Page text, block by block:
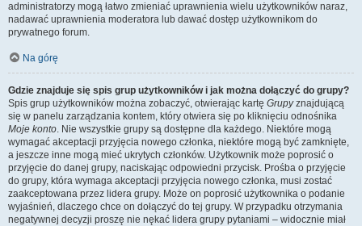
administratorzy mogą łatwo zmieniać uprawnienia wielu użytkowników naraz,
nadawać uprawnienia moderatora lub dawać dostęp użytkownikom do
prywatnego forum.
Na górę
Gdzie znajduje się spis grup użytkowników i jak można dołączyć do grupy?
Spis grup użytkowników można zobaczyć, otwierając kartę Grupyznajdującą
się w panelu zarządzania kontem, który otwiera się po kliknięciu odnośnika
Moje konto. Nie wszystkie grupy są dostępne dla każdego. Niektóre mogą
wymagać akceptacji przyjęcia nowego członka, niektóre mogą być zamknięte,
a jeszcze inne mogą mieć ukrytych członków. Użytkownik może poprosić o
przyjęcie do danej grupy, naciskając odpowiedni przycisk. Prośba o przyjęcie
do grupy, która wymaga akceptacji przyjęcia nowego członka, musi zostać
zaakceptowana przez lidera grupy. Może on poprosić użytkownika o podanie
wyjaśnień, dlaczego chce on dołączyć do tej grupy. W przypadku otrzymania
negatywnej decyzji proszę nie nękać lidera grupy pytaniami – widocznie miał